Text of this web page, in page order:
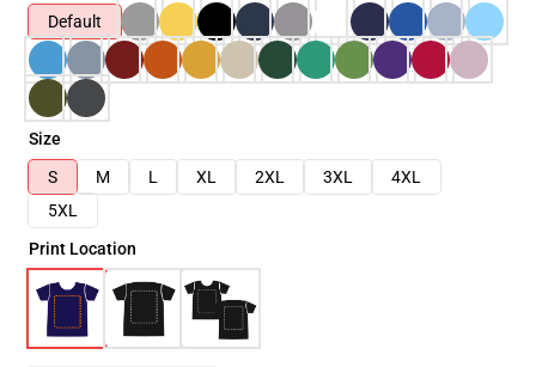
Default
Size
S
M L XL 2XL 3XL
4XL
5XL
Print Location